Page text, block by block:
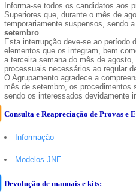
Informa-se todos os candidatos aos
Superiores que, durante o mês de
temporariamente suspensos, sendo
setembro.
Esta interrupção deve-se ao período
elementos que os integram, bem
a terceira semana do mês de
processuais necessários ao regular
O Agrupamento agradece a
mês de setembro, os procedimentos
sendo os interessados devidamente
Consulta e Reapreciação de Provas e
Informação
Modelos JNE
Devolução de manuais e kits: